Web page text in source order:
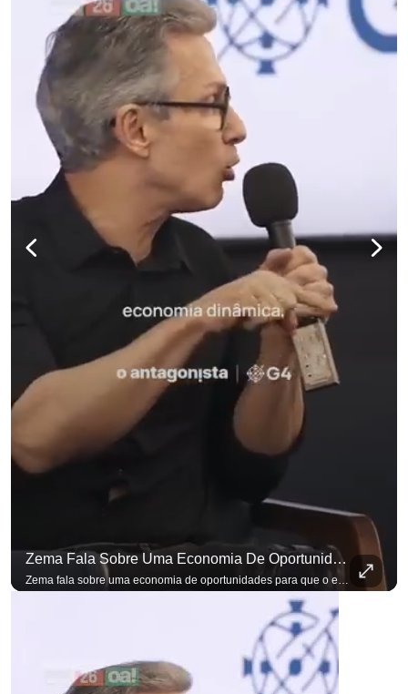
Zema Fala Sobre Uma Economia De Oportunidades Para O Empresário